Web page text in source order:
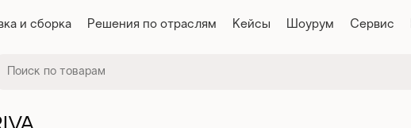
и сборка Решения по отраслям Кейсы Шоурум Сервис